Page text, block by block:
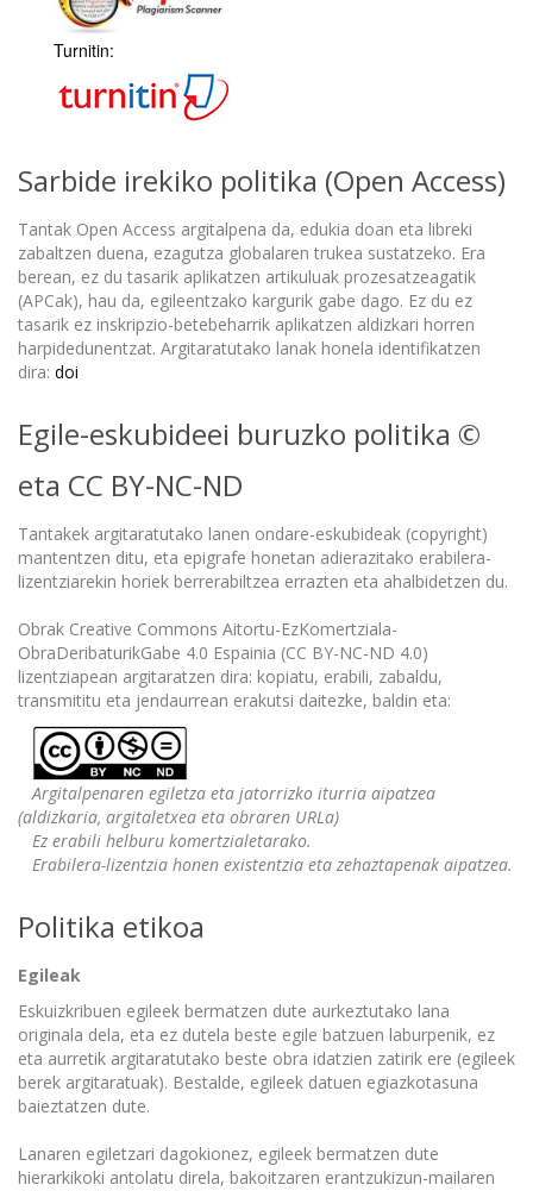
Turnitin:
Sarbide irekiko politika (Open Access)
Tantak Open Access argitalpena da, edukia doan eta libreki
zabaltzen duena, ezagutza globalaren trukea sustatzeko. Era
berean, ez du tasarik aplikatzen artikuluak prozesatzeagatik
(APCak), hau da, egileentzako kargurik gabe dago. Ez du ez
tasarik ez inskripzio-betebeharrik aplikatzen aldizkari horren
harpidedunentzat. Argitaratutako lanak honela identifikatzen
dira: doi
Egile-eskubideei buruzko politika ©
eta CC BY-NC-ND
Tantakek argitaratutako lanen ondare-eskubideak (copyright)
mantentzen ditu, eta epigrafe honetan adierazitako erabilera-
lizentziarekin horiek berrerabiltzea errazten eta ahalbidetzen du.
Obrak Creative Commons Aitortu-EzKomertziala-
ObraDeribaturikGabe 4.0 Espainia (CC BY-NC-ND 4.0)
lizentziapean argitaratzen dira: kopiatu, erabili, zabaldu,
transmititu eta jendaurrean erakutsi daitezke, baldin eta:
Argitalpenaren egiletza eta jatorrizko iturria aipatzea
(aldizkaria, argitaletxea eta obraren URLa)
Ez erabili helburu komertzialetarako.
Erabilera-lizentzia honen existentzia eta zehaztapenak aipatzea.
Politika etikoa
Egileak
Eskuizkribuen egileek bermatzen dute aurkeztutako lana
originala dela, eta ez dutela beste egile batzuen laburpenik, ez
eta aurretik argitaratutako beste obra idatzien zatirik ere (egileek
berek argitaratuak). Bestalde, egileek datuen egiazkotasuna
baieztatzen dute.
Lanaren egiletzari dagokionez, egileek bermatzen dute
hierarkikoki antolatu direla, bakoitzaren erantzukizun-mailaren